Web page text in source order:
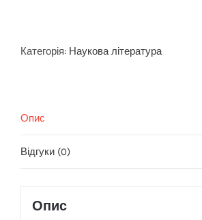
Борис
поезії
Категорія: Наукова література
Опис
Відгуки (0)
Опис